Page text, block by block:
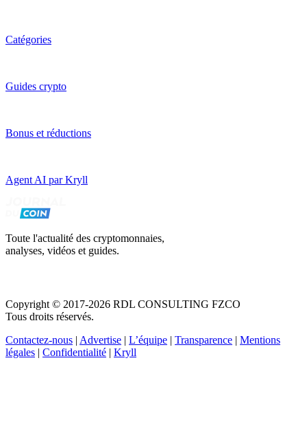
Catégories
Guides crypto
Bonus et réductions
Agent AI par Kryll
Toute l'actualité des cryptomonnaies,
analyses, vidéos et guides.
Copyright © 2017-2026 RDL CONSULTING FZCO
Tous droits réservés.
Contactez-nous | Advertise | L’équipe | Transparence | Mentions
légales | Confidentialité | Kryll